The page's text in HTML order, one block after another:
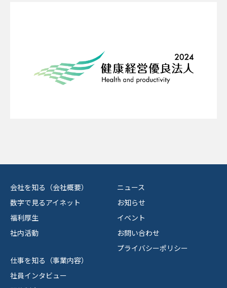
会社を知る（会社概要）
数字で見るアイネット
福利厚生
社内活動
仕事を知る（事業内容）
社員インタビュー
ニュース
お知らせ
イベント
お問い合わせ
プライバシーポリシー